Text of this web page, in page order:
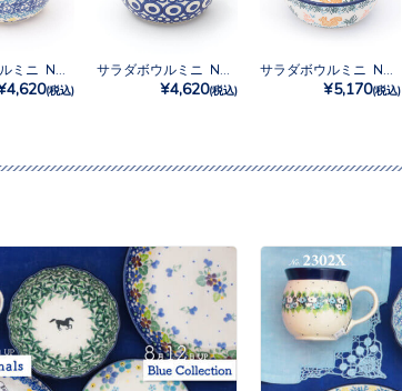
(税込) ¥4,620(税込) ¥5,170(税込)